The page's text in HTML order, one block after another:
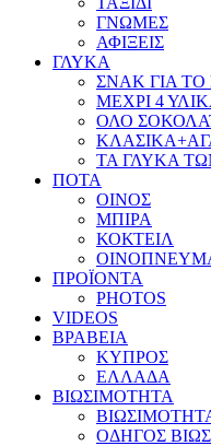
ΓΝΩΜΕΣ
ΑΦΙΞΕΙΣ
ΓΛΥΚΑ
ΣΝΑΚ ΓΙΑ ΤΟ
ΜΕΧΡΙ 4
ΟΛΟ
ΤΑ ΓΛΥΚΑ
ΠΟΤΑ
ΟΙΝΟΣ
ΜΠΙΡΑ
ΚΟΚΤΕΙΛ
ΠΡΟΪΟΝΤΑ
PHOTOS
VIDEOS
ΒΡΑΒΕΙΑ
ΚΥΠΡΟΣ
ΕΛΛΑΔΑ
ΒΙΩΣΙΜΟΤΗΤΑ
ΟΔΗΓΟΣ